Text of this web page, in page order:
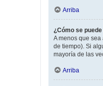
Arriba
¿Cómo se
A menos que
de tiempo). Si
mayoría de las
Arriba